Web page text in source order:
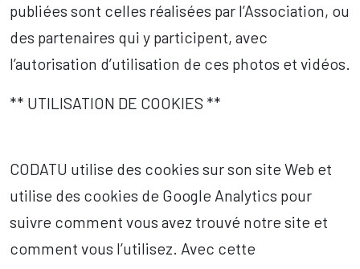
publiées sont celles réalisées par l’Association, ou
des partenaires qui y participent, avec
l’autorisation d’utilisation de ces photos et vidéos.
** UTILISATION DE COOKIES **
CODATU utilise des cookies sur son site Web et
utilise des cookies de Google Analytics pour
suivre comment vous avez trouvé notre site et
comment vous l’utilisez. Avec cette